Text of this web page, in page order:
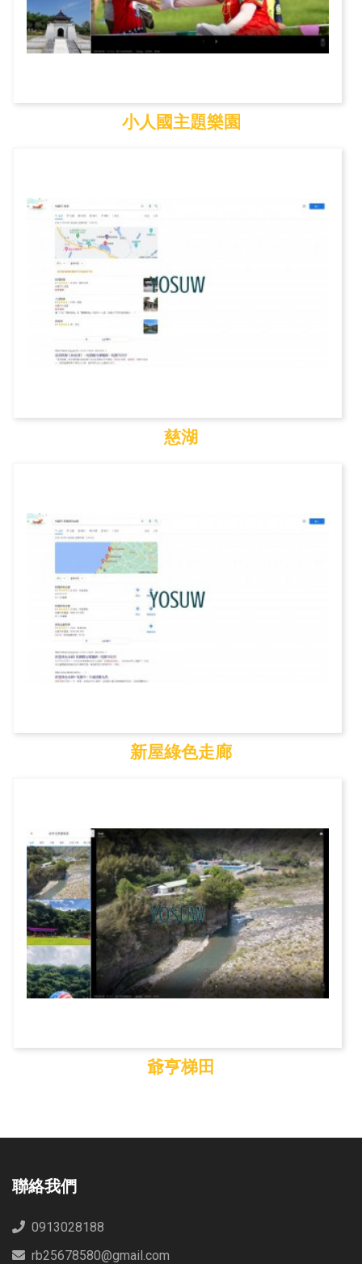
小人國主題樂園
慈湖
新屋綠色走廊
爺亨梯田
聯絡我們
0913028188
rb25678580@gmail.com